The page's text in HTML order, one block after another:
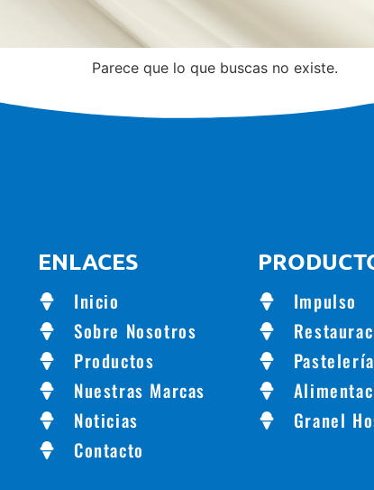
Parece que lo que buscas no existe.
ENLACES
Inicio
Sobre Nosotros
Productos
Nuestras Marcas
Noticias
Contacto
Impulso
Pastelería
Granel